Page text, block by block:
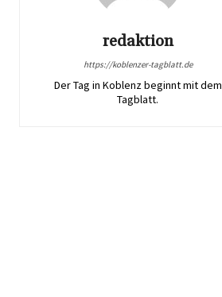
redaktion
https://koblenzer-tagblatt.de
Der Tag in Koblenz beginnt mit dem
Tagblatt.